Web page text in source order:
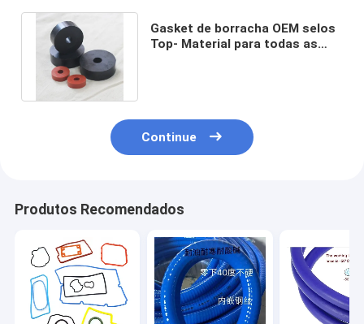
Gasket de borracha OEM selos
Top- Material para todas as
Continue
Produtos Recomendados